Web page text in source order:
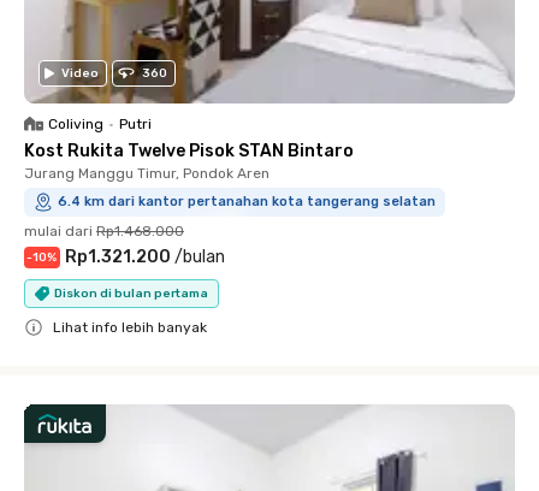
Video 360
Coliving • Putri
Kost Rukita Twelve Pisok STAN Bintaro
Jurang Manggu Timur, Pondok Aren
6.4 km dari kantor pertanahan kota tangerang selatan
mulai dari Rp1.468.000
-10% Rp1.321.200 /bulan
Diskon di bulan pertama
Lihat info lebih banyak